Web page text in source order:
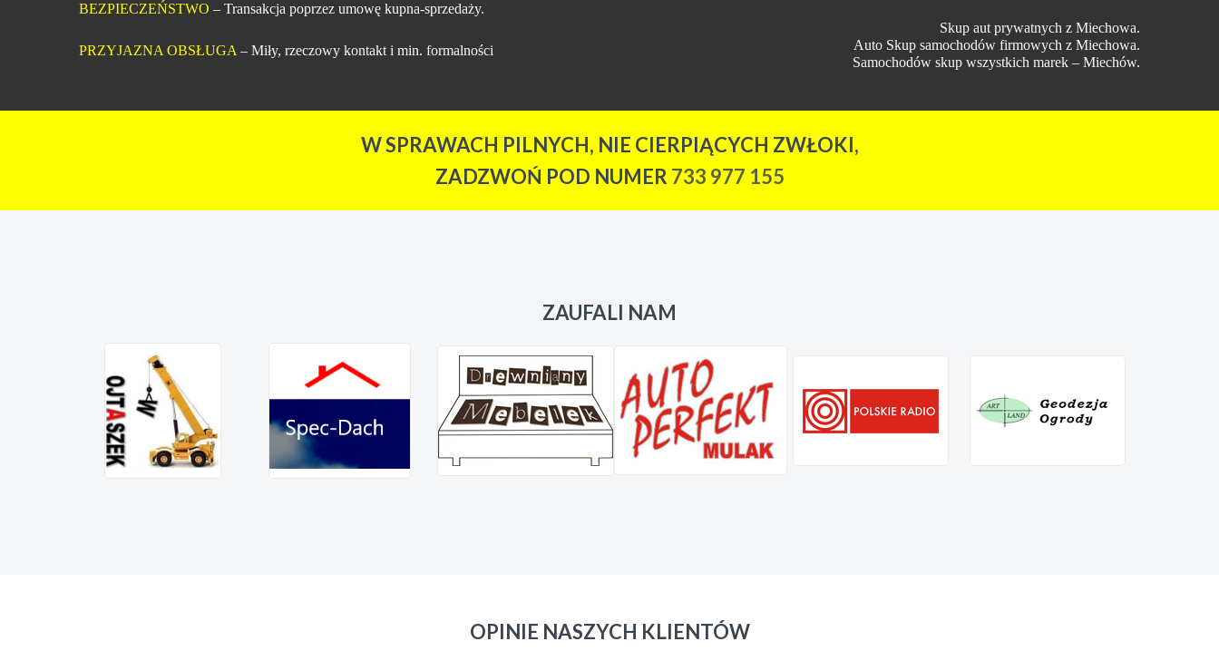
BEZPIECZEŃSTWO – Transakcja poprzez umowę kupna-sprzedaży.
PRZYJAZNA OBSŁUGA – Miły, rzeczowy kontakt i min. formalności
Skup aut prywatnych z Miechowa.
Auto Skup samochodów firmowych z Miechowa.
Samochodów skup wszystkich marek – Miechów.
W SPRAWACH PILNYCH, NIE CIERPIĄCYCH ZWŁOKI,
ZADZWOŃ POD NUMER 733 977 155
ZAUFALI NAM
OPINIE NASZYCH KLIENTÓW